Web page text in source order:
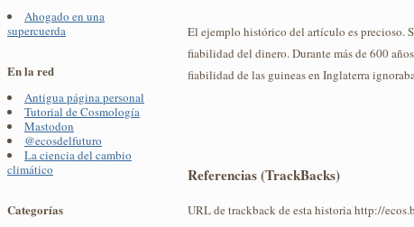
Ahogado en una
supercuerda
En la red
Antigua página personal
Tutorial de Cosmología
Mastodon
@ecosdelfuturo
La ciencia del cambio
climático
Categorías
El ejemplo histórico del artículo es precioso.
fiabilidad del dinero. Durante más de 600
fiabilidad de las guineas en Inglaterra
Referencias (TrackBacks)
URL de trackback de esta historia http://